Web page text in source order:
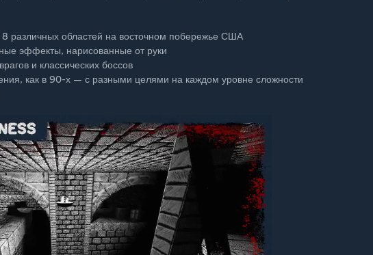
8 различных областей на восточном побережье США
эффекты, нарисованные от руки
и классических боссов
как в 90-х — с разными целями на каждом уровне сложности